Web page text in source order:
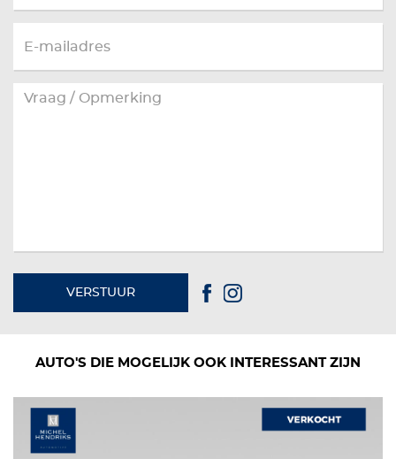
VERSTUUR
AUTO'S DIE MOGELIJK OOK INTERESSANT ZIJN